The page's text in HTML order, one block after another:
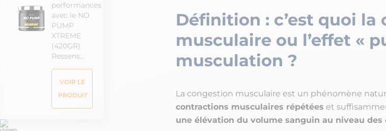
performances
avec le NO
PUMP
XTREME
(420GR)
Ressens…
VOIR LE
PRODUIT
Définition : c’est quoi la
musculaire ou l’effet «
musculation ?
La congestion musculaire est un phénomène
contractions musculaires répétées et
une élévation du volume sanguin au niveau des